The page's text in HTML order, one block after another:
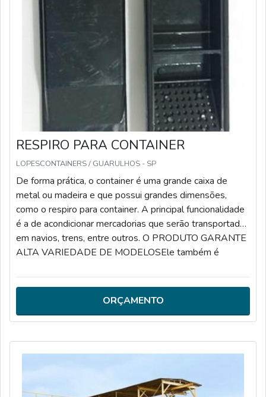
RESPIRO PARA CONTAINER
LOPESCONTAINERS / GUARULHOS - SP
De forma prática, o container é uma grande caixa de
metal ou madeira e que possui grandes dimensões,
como o respiro para container. A principal funcionalidade
é a de acondicionar mercadorias que serão transportadas
em navios, trens, entre outros. O PRODUTO GARANTE
ALTA VARIEDADE DE MODELOSEle também é
de segurança que são previstos por legislações
nacionais e internacionais e possuem dimensões padrão
em medidas inglesas (pés).Graças a globa
ORÇAMENTO